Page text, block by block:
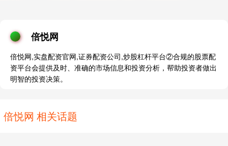
倍悦网
倍悦网,实盘配资官网,证券配资公司,炒股杠杆平台②合规的股票配
资平台会提供及时、准确的市场信息和投资分析，帮助投资者做出
明智的投资决策。
倍悦网 相关话题